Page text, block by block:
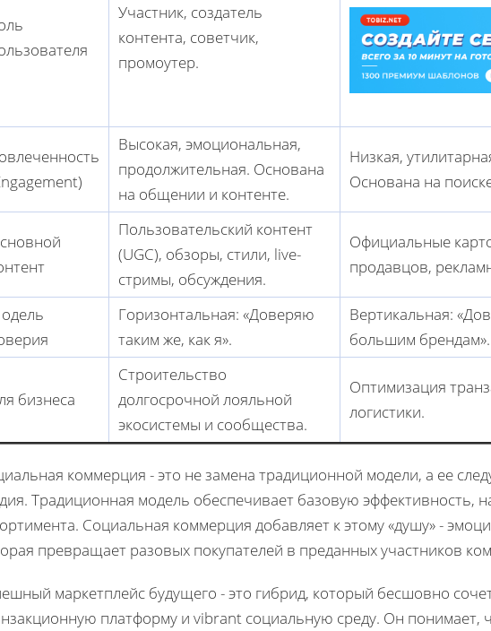
Участник, создатель
контента, советчик,
промоутер.
Высокая, эмоциональная,
продолжительная. Основана
на общении и контенте.
Низкая,
Основана на
Пользовательский контент
(UGC), обзоры, стили, live-
стримы, обсуждения.
Официальные
продавцов,
Горизонтальная: «Доверяю
таким же, как я».
Вертикальная:
большим брендам».
бизнеса
Строительство
долгосрочной лояльной
экосистемы и сообщества.
Оптимизация
логистики.
коммерция - это не замена традиционной модели, а ее
Традиционная модель обеспечивает базовую эффективность,
Социальная коммерция добавляет к этому «душу» -
превращает разовых покупателей в преданных участников
маркетплейс будущего - это гибрид, который бесшовно
платформу и vibrant социальную среду. Он понимает,